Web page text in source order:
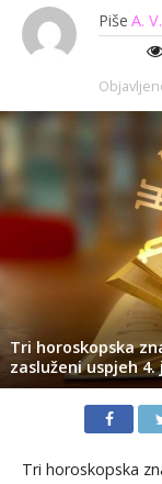
Piše A. V.
Tri horoskopska
zasluženi uspjeh 4.
Tri horoskopska